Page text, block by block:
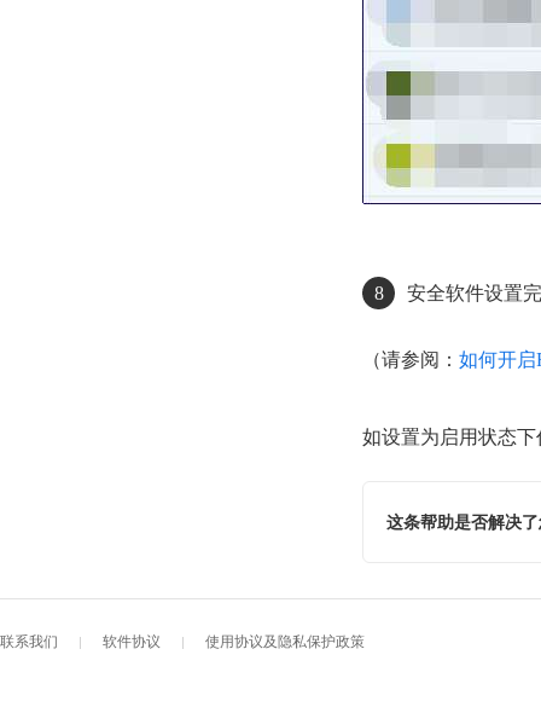
8 安全软件设置
（请参阅： 如何开启
如设置为启用状态
这条帮助是否解决
联系我们 软件协议 使用协议及隐私保护政策